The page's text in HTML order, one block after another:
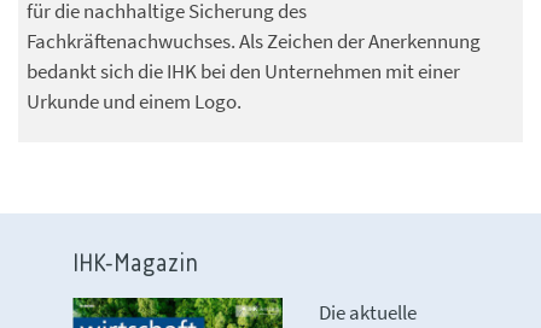
für die nachhaltige Sicherung des
Fachkräftenachwuchses. Als Zeichen der Anerkennung
bedankt sich die IHK bei den Unternehmen mit einer
Urkunde und einem Logo.
IHK-Magazin
Die aktuelle